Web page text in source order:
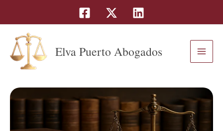
contenido
Elva Puerto Abogados